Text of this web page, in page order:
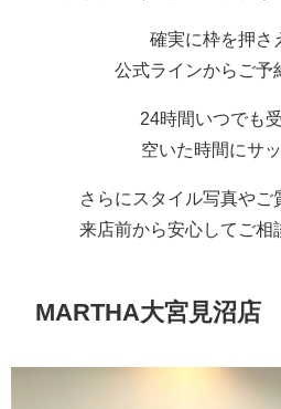
確実に枠を押さ
公式ラインからご予
24時間いつでも
空いた時間にサッ
さらにスタイル写真やご
来店前から安心してご相
MARTHA大宮見沼店